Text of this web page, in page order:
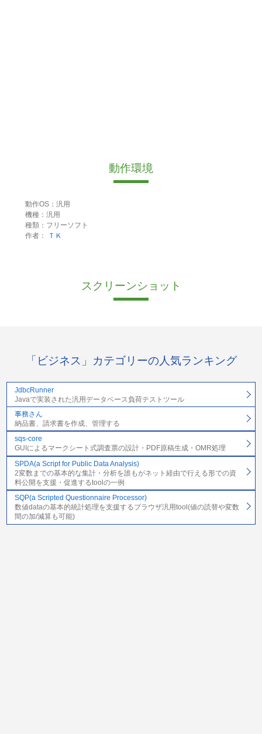
動作環境
動作OS：汎用
機種：汎用
種類：フリーソフト
作者：
ＴＫ
スクリーンショット
「ビジネス」カテゴリーの人気ランキング
JdbcRunner
Javaで実装された汎用データベース負荷テストツール
事務さん
納品書、請求書を作成、管理する
sqs-core
GUIによるマークシート式調査票の設計・PDF原稿生成・OMR処理
SPDA(a Script for Public Data Analysis)
2変数までの基本的な集計・分析を誰もがネット経由で行える形での資
料公開を支援・促進するtoolの一例
SQP(a Scripted Questionnaire Processor)
数値dataの基本的統計処理を支援するブラウザ汎用tool(値の読替や変数
間の加/減算も可能)